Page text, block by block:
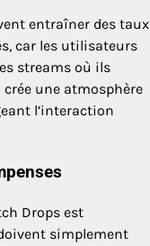
entraîner des taux
car les utilisateurs
streams où ils
crée une atmosphère
l’interaction
Drops est
simplement